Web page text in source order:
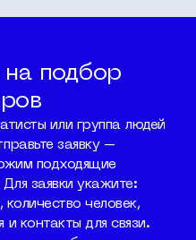
на подбор
или группа людей
заявку –
подходящие
заявки укажите:
человек,
контакты для связи.